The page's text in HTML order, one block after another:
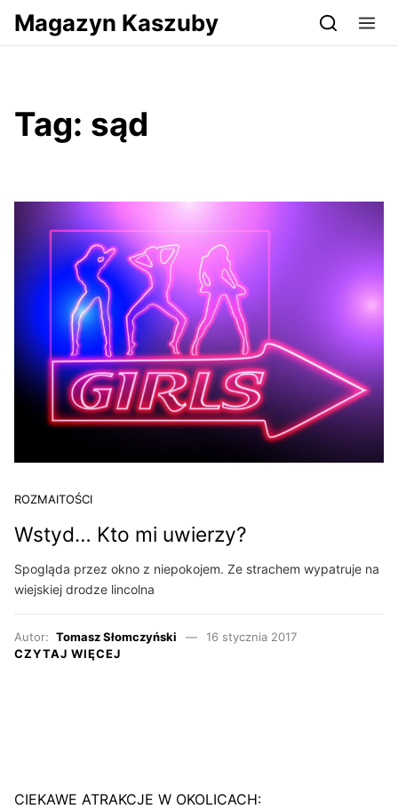
Przejdź do serwisu magazynkaszuby.pl
Magazyn Kaszuby
Tag: sąd
ROZMAITOŚCI
Wstyd… Kto mi uwierzy?
Spogląda przez okno z niepokojem. Ze strachem wypatruje na
wiejskiej drodze lincolna
Autor: Tomasz Słomczyński
16 stycznia 2017
CZYTAJ WIĘCEJ
CIEKAWE ATRAKCJE W OKOLICACH: